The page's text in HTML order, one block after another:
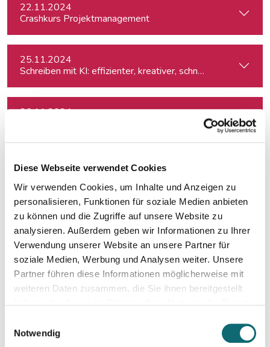
Diese Webseite verwendet Cookies
Wir verwenden Cookies, um Inhalte und Anzeigen zu
personalisieren, Funktionen für soziale Medien anbieten
zu können und die Zugriffe auf unsere Website zu
analysieren. Außerdem geben wir Informationen zu Ihrer
Verwendung unserer Website an unsere Partner für
soziale Medien, Werbung und Analysen weiter. Unsere
Partner führen diese Informationen möglicherweise mit
weiteren Daten zusammen, die Sie ihnen bereitgestellt
Notwendig
22.11.2024
Crashkurs Projektmanagement
25.11.2024
Schreiben mit KI: effizienter, kreativer, schneller
26.11.2024
Erkannt statt ausgebrannt. Prävention und Erste-Hilfe bei
04.12.2024
05.12.2024
Professionelle Schnitt- und Mischtechnik für Podcasts
06.12.2024
Bewerbungstraining für Journalist:innen
Bewegtbild und Video mit KI - Linz